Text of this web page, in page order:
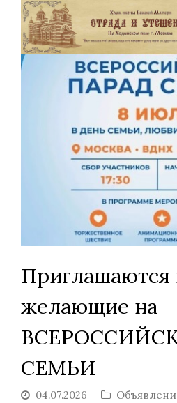
Приглашаются
желающие на
СЕМЬИ
04.07.2026